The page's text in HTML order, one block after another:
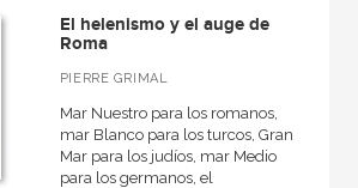
El helenismo y el auge de
Roma
PIERRE GRIMAL
Mar Nuestro para los romanos,
mar Blanco para los turcos, Gran
Mar para los judíos, mar Medio
para los germanos, el